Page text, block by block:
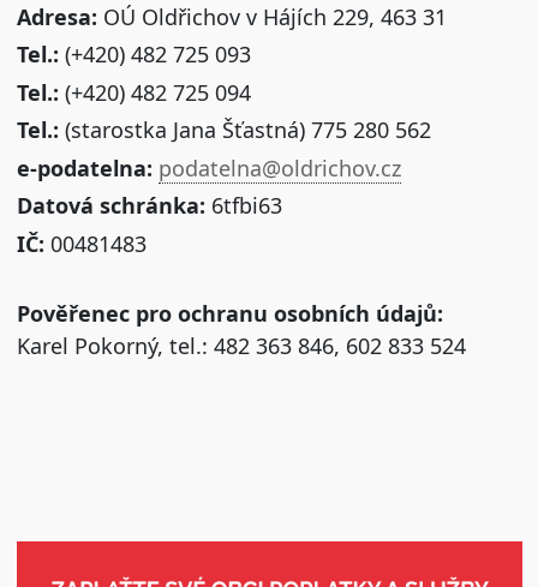
Adresa: OÚ Oldřichov v Hájích 229, 463 31
Tel.: (+420) 482 725 093
Tel.: (+420) 482 725 094
Tel.: (starostka Jana Šťastná) 775 280 562
e-podatelna: podatelna@oldrichov.cz
Datová schránka: 6tfbi63
IČ: 00481483
Pověřenec pro ochranu osobních údajů:
Karel Pokorný, tel.: 482 363 846, 602 833 524